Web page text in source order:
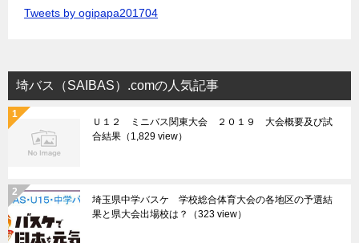
Tweets by ogipapa201704
埼バス（SAIBAS）.comの人気記事
Ｕ１２ ミニバス関東大会 ２０１９ 大会概要及び試
合結果 （1,829 view）
埼玉県中学バスケ 学校総合体育大会の各地区の予選結
果と県大会出場校は？
（323 view）